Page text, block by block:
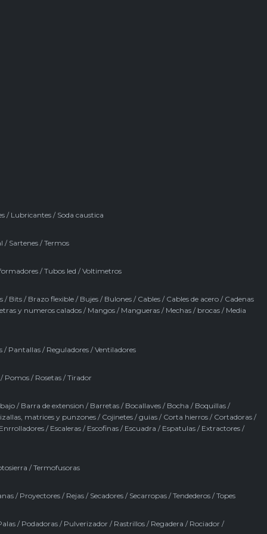
/ Lubricantes / Soda caustica
/ Sartenes /Termos
/Tubos led /Voltimetros
/ Bits / Brazo flexible / Bujes / Bulones / Cables / Cables de acero / Cadenas
y numeros calados / Mangos / Mangueras / Mechas / brocas / Media
/ Pantallas / Reguladores /Ventiladores
Pomos / Rosetas /Tirador
/ Barra de extension / Barretas / Bocallaves / Bocha / Boquillas /
matrices y punzones / Cojinetes / guias / Corta hierros / Cortadoras /
/ Escaleras / Escofinas / Escuadra / Espatulas / Extractores /
/Termofusoras
/ Proyectores / Rejas / Secadores / Secarropas /Tendederos /Topes
/ Podadoras / Pulverizador / Rastrillos / Regadera / Rociador /